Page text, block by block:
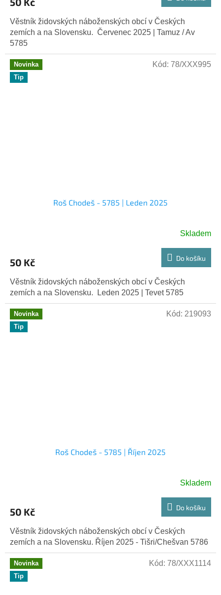
Věstník židovských náboženských obcí v Českých
zemích a na Slovensku. Červenec 2025 | Tamuz / Av
5785
Novinka
Tip
Roš Chodeš - 5785 | Leden 2025
Skladem
50 Kč Do košíku
Věstník židovských náboženských obcí v Českých
zemích a na Slovensku. Leden 2025 | Tevet 5785
Kód: 78/XXX995
Novinka
Tip
Roš Chodeš - 5785 | Říjen 2025
Skladem
50 Kč Do košíku
Věstník židovských náboženských obcí v Českých
zemích a na Slovensku. Říjen 2025 - Tišri/Chešvan 5786
Kód: 219093
Novinka
Tip
Kód: 78/XXX1114